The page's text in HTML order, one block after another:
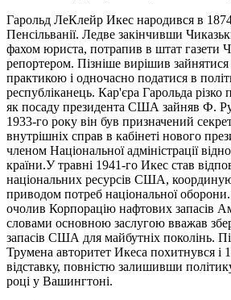
Гарольд ЛеКлейр Икес народився в
Пенсільванії. Ледве закінчивши
фахом юриста, потрапив в штат газети
репортером. Пізніше вирішив
практикою і одночасно податися в
республіканець. Кар'єра Гарольда різко
як посаду президента США зайняв Ф.
1933-го року він був призначений
внутрішніх справ в кабінеті нового
членом Національної адміністрації
країни.У травні 1941-го Икес став
національних ресурсів США,
приводом потреб національної
очолив Корпорацію нафтових запасів
словами основною заслугою вважав
запасів США для майбутніх поколінь.
Трумена авторитет Икеса похитнувся і
відставку, повністю залишивши
році у Вашингтоні.